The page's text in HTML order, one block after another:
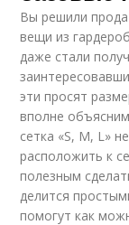
Вы решили
вещи из
даже стали
эти просят
вполне
сетка «S, M, L»
расположить к
полезным
делится
помогут как